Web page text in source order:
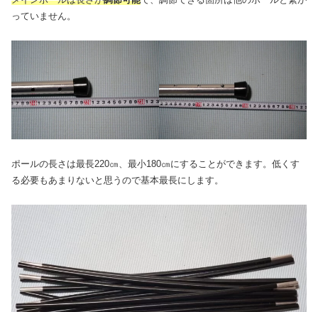
っていません。
ポールの長さは最長220㎝、最小180㎝にすることができます。低くす
る必要もあまりないと思うので基本最長にします。